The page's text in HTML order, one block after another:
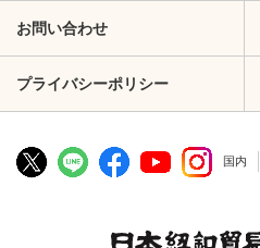
お問い合わせ
プライバシーポリシー
国内